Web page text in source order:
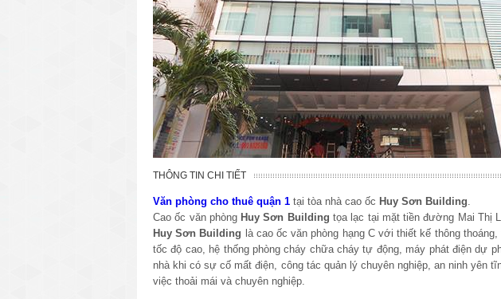
THÔNG TIN CHI TIẾT
Văn phòng cho thuê quận 1 tại tòa nhà cao ốc Huy Sơn Building
Cao ốc văn phòng Huy Sơn Building tọa lạc tại mặt tiền đường Mai Thị
Huy Sơn Building là cao ốc văn phòng hạng C với thiết kế thông
tốc độ cao, hệ thống phòng cháy chữa cháy tự động, máy phát điện dự
nhà khi có sự cố mất điện, công tác quản lý chuyên nghiệp, an ninh yên
việc thoải mái và chuyên nghiệp.
văn phòng cho thuê quận 3
văn phòng quận 1
văn phòng quận 3
cao ốc văn phòng quận 1
cao ốc văn phòng quận 3